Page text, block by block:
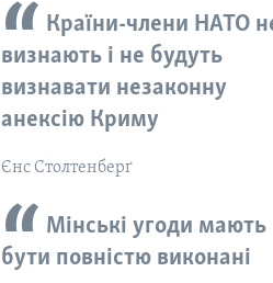
Країни-члени НАТО
визнають і не будуть
визнавати незаконну
анексію Криму
Єнс Столтенберґ
Мінські угоди мають
бути повністю виконані